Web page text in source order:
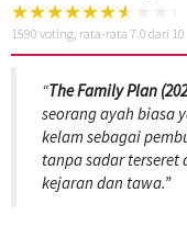
1590 voting, rata-rata 7.0 dari 10
“The Family Plan
seorang ayah biasa
kelam sebagai
tanpa sadar terseret
kejaran dan tawa.”